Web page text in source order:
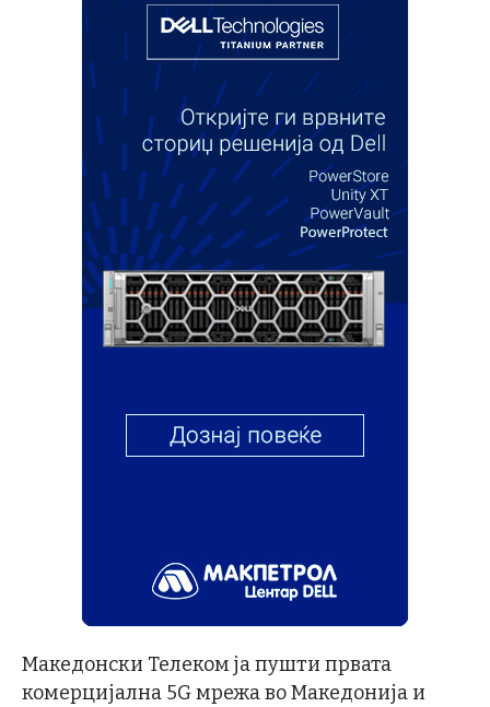
Македонски Телеком ja пушти првата
комерцијална 5G мрежа во Македонија и